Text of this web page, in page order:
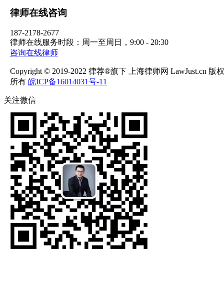
律师在线咨询
187-2178-2677
律师在线服务时段：周一至周日，9:00 - 20:30
咨询在线律师
Copyright © 2019-2022 律荐®旗下 上海律师网 LawJust.cn 版权
所有 皖ICP备16014031号-11
关注微信